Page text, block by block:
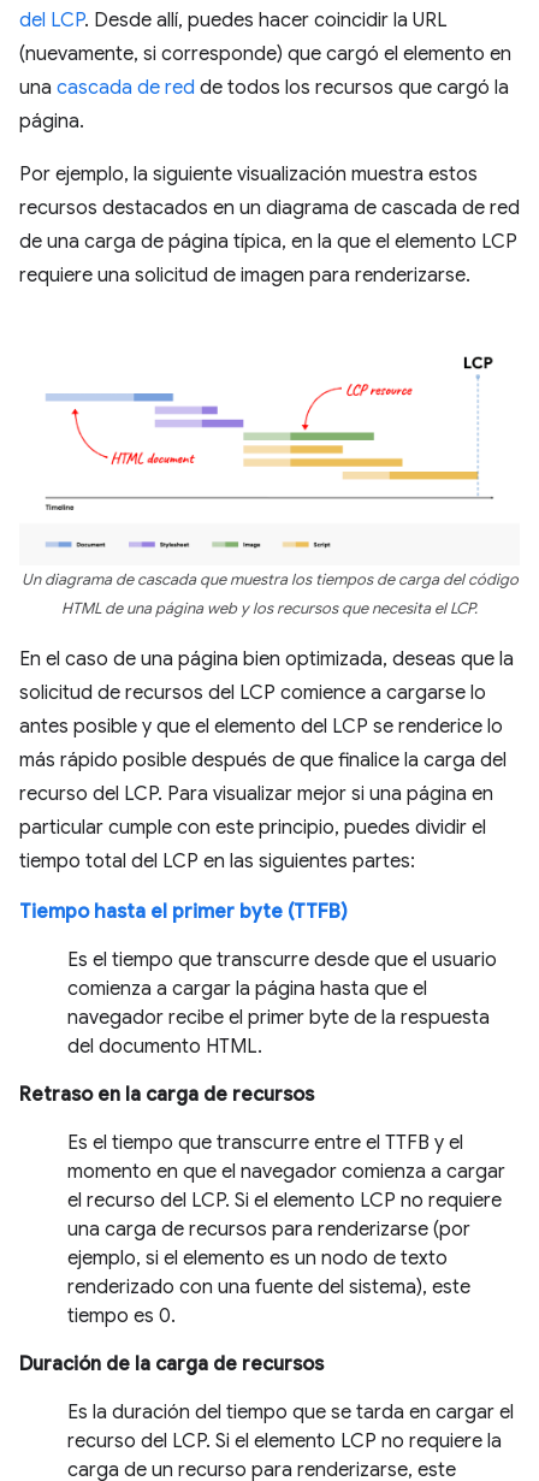
del LCP. Desde allí, puedes hacer coincidir la URL
(nuevamente, si corresponde) que cargó el elemento en
una cascada de red de todos los recursos que cargó la
página.
Por ejemplo, la siguiente visualización muestra estos
recursos destacados en un diagrama de cascada de red
de una carga de página típica, en la que el elemento LCP
requiere una solicitud de imagen para renderizarse.
Un diagrama de cascada que muestra los tiempos de carga del código
HTML de una página web y los recursos que necesita el LCP.
En el caso de una página bien optimizada, deseas que la
solicitud de recursos del LCP comience a cargarse lo
antes posible y que el elemento del LCP se renderice lo
más rápido posible después de que finalice la carga del
recurso del LCP. Para visualizar mejor si una página en
particular cumple con este principio, puedes dividir el
tiempo total del LCP en las siguientes partes:
Tiempo hasta el primer byte (TTFB)
Es el tiempo que transcurre desde que el usuario
comienza a cargar la página hasta que el
navegador recibe el primer byte de la respuesta
del documento HTML.
Retraso en la carga de recursos
Es el tiempo que transcurre entre el TTFB y el
momento en que el navegador comienza a cargar
el recurso del LCP. Si el elemento LCP no requiere
una carga de recursos para renderizarse (por
ejemplo, si el elemento es un nodo de texto
renderizado con una fuente del sistema), este
tiempo es 0.
Duración de la carga de recursos
Es la duración del tiempo que se tarda en cargar el
recurso del LCP. Si el elemento LCP no requiere la
carga de un recurso para renderizarse, este